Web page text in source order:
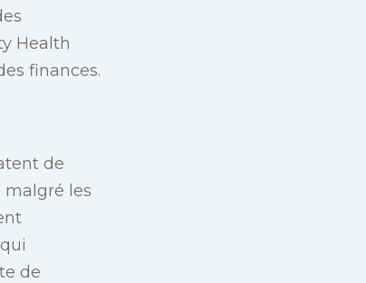
Health
finances.
de
malgré les
de